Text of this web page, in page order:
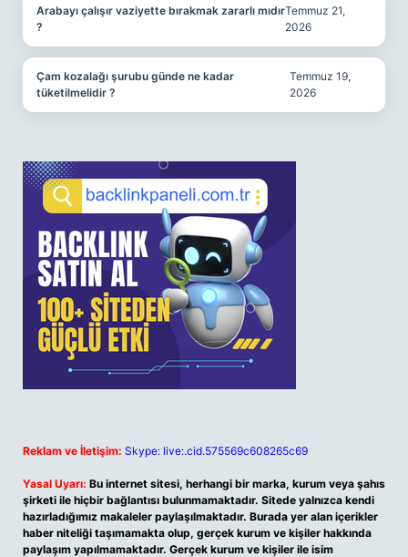
Arabayı çalışır vaziyette bırakmak zararlı mıdır
?
Temmuz 21,
2026
Çam kozalağı şurubu günde ne kadar
tüketilmelidir ?
Temmuz 19,
2026
Reklam ve İletişim: Skype: live:.cid.575569c608265c69
Yasal Uyarı: Bu internet sitesi, herhangi bir marka, kurum veya şahıs
şirketi ile hiçbir bağlantısı bulunmamaktadır. Sitede yalnızca kendi
hazırladığımız makaleler paylaşılmaktadır. Burada yer alan içerikler
haber niteliği taşımamakta olup, gerçek kurum ve kişiler hakkında
paylaşım yapılmamaktadır. Gerçek kurum ve kişiler ile isim